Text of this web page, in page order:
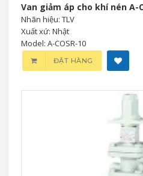
Van giảm áp cho khí nén A-
Nhãn hiệu: TLV
Xuất xứ: Nhật
Model: A-COSR-10
ĐẶT HÀNG